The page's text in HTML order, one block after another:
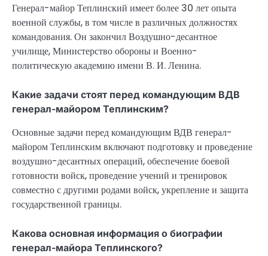
Генерал-майор Теплинский имеет более 30 лет опыта
военной службы, в том числе в различных должностях
командования. Он закончил Воздушно-десантное
училище, Министерство обороны и Военно-
политическую академию имени В. И. Ленина.
Какие задачи стоят перед командующим ВДВ
генерал-майором Теплинским?
Основные задачи перед командующим ВДВ генерал-
майором Теплинским включают подготовку и проведение
воздушно-десантных операций, обеспечение боевой
готовности войск, проведение учений и тренировок
совместно с другими родами войск, укрепление и защита
государственной границы.
Какова основная информация о биографии
генерал-майора Теплинского?